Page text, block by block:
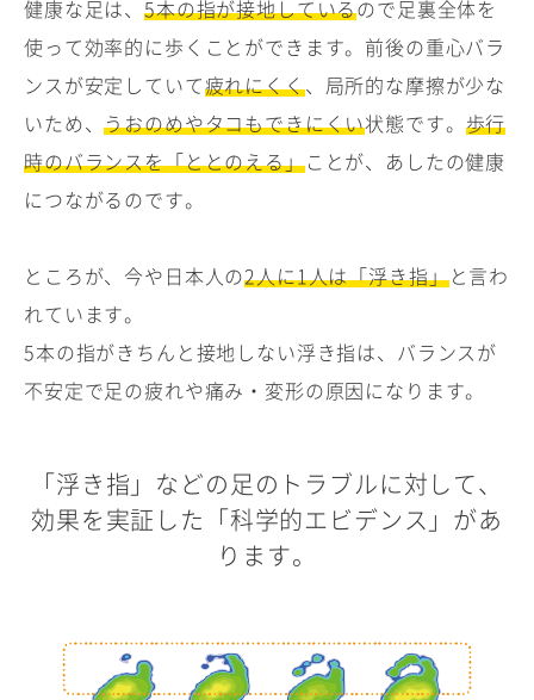
健康な足は、5本の指が接地しているので足裏全体を
使って効率的に歩くことができます。前後の重心バラ
ンスが安定していて疲れにくく、局所的な摩擦が少な
いため、うおのめやタコもできにくい状態です。 歩行
時のバランスを「ととのえる」ことが、あしたの健康
につながるのです。
ところが、今や日本人の2人に1人は「浮き指」と言わ
れています。
5本の指がきちんと接地しない浮き指は、バランスが
不安定で足の疲れや痛み・変形の原因になります。
「浮き指」などの足のトラブルに対して、
効果を実証した「科学的エビデンス」があ
ります。